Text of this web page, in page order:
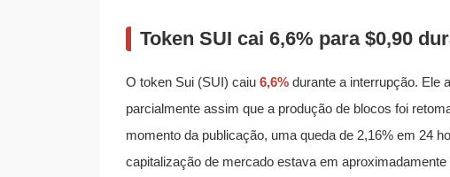
Token SUI cai 6,6% para $0,90
O token Sui (SUI) caiu 6,6% durante a interrupção. Ele
parcialmente assim que a produção de blocos foi
momento da publicação, uma queda de 2,16% em 24
capitalização de mercado estava em